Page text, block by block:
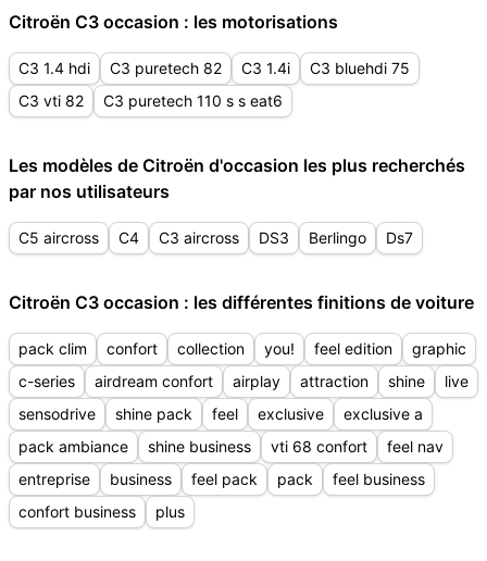
Citroën C3 occasion : les motorisations
C3 1.4 hdi C3 puretech 82 C3 1.4i
C3 bluehdi 75
C3 vti 82
C3 puretech 110 s s eat6
Les modèles de Citroën d'occasion les plus recherchés
par nos utilisateurs
C5 aircross C4 C3 aircross DS3 Berlingo Ds7
Citroën C3 occasion : les différentes finitions de voiture
pack clim confort collection you! feel edition
graphic
c-series
airdream confort airplay attraction shine
live
sensodrive
shine pack feel exclusive
exclusive a
pack ambiance
shine business vti 68 confort
feel nav
entreprise
business feel pack pack
feel business
confort business
plus